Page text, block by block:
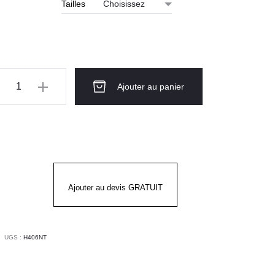
Tailles
Ajouter au panier
Ajouter au devis GRATUIT
UGS : H406NT